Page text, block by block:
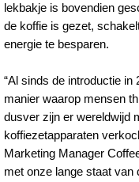
lekbakje is bovendien
de koffie is gezet,
energie te besparen.
“Al sinds de introductie
manier waarop mensen
dusver zijn er wereldwijd
koffiezetapparaten
Marketing Manager
met onze lange staat van